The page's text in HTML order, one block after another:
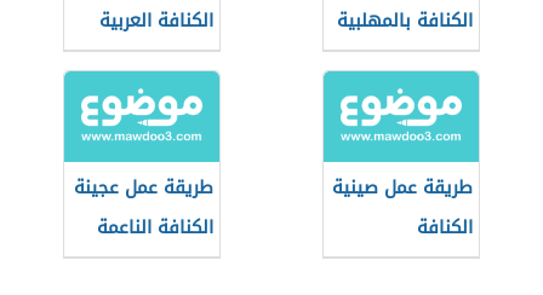
الكنافة بالمهلبية
الكنافة العربية
طريقة عمل صينية
الكنافة
طريقة عمل عجينة
الكنافة الناعمة